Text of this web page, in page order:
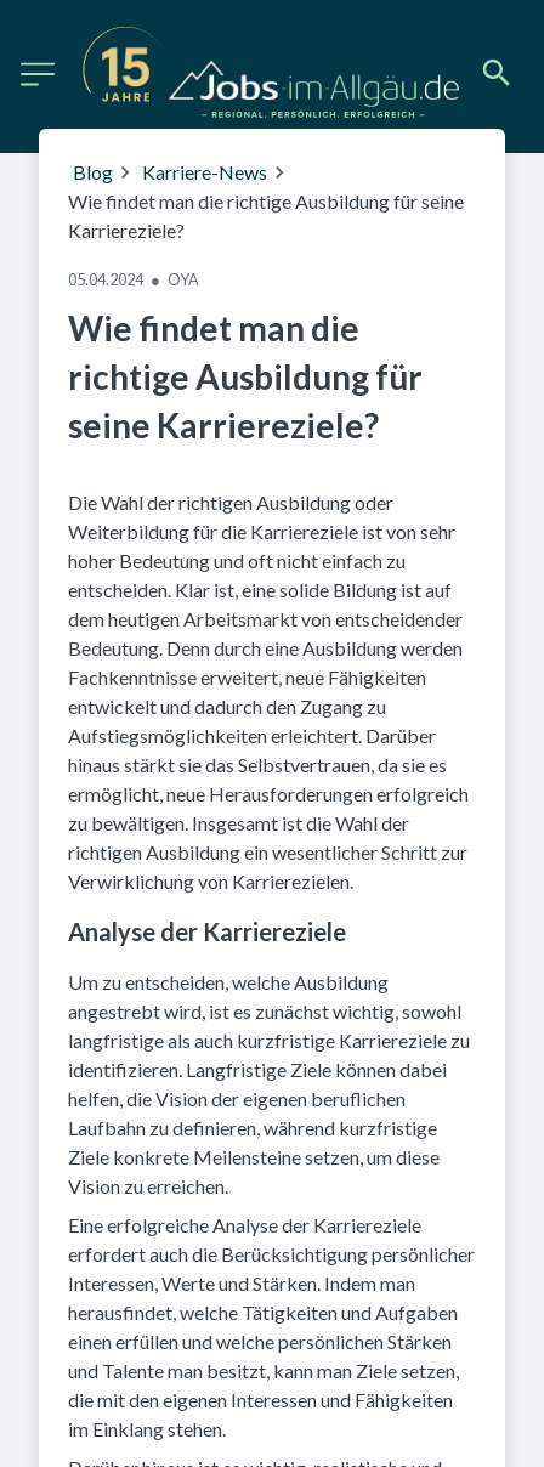
Blog
Karriere-News
Wie findet man die richtige Ausbildung für seine
Karriereziele?
05.04.2024 ● OYA
Wie findet man die
richtige Ausbildung für
seine Karriereziele?
Die Wahl der richtigen Ausbildung oder
Weiterbildung für die Karriereziele ist von sehr
hoher Bedeutung und oft nicht einfach zu
entscheiden. Klar ist, eine solide Bildung ist auf
dem heutigen Arbeitsmarkt von entscheidender
Bedeutung. Denn durch eine Ausbildung werden
Fachkenntnisse erweitert, neue Fähigkeiten
entwickelt und dadurch den Zugang zu
Aufstiegsmöglichkeiten erleichtert. Darüber
hinaus stärkt sie das Selbstvertrauen, da sie es
ermöglicht, neue Herausforderungen erfolgreich
zu bewältigen. Insgesamt ist die Wahl der
richtigen Ausbildung ein wesentlicher Schritt zur
Verwirklichung von Karrierezielen.
Analyse der Karriereziele
Um zu entscheiden, welche Ausbildung
angestrebt wird, ist es zunächst wichtig, sowohl
langfristige als auch kurzfristige Karriereziele zu
identifizieren. Langfristige Ziele können dabei
helfen, die Vision der eigenen beruflichen
Laufbahn zu definieren, während kurzfristige
Ziele konkrete Meilensteine setzen, um diese
Vision zu erreichen.
Eine erfolgreiche Analyse der Karriereziele
erfordert auch die Berücksichtigung persönlicher
Interessen, Werte und Stärken. Indem man
herausfindet, welche Tätigkeiten und Aufgaben
einen erfüllen und welche persönlichen Stärken
und Talente man besitzt, kann man Ziele setzen,
die mit den eigenen Interessen und Fähigkeiten
im Einklang stehen.